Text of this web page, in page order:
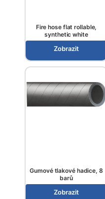
Fire hose flat rollable,
synthetic white
Zobrazit
Gumové tlakové hadice, 8
barů
Zobrazit